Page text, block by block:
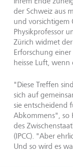
der Schweiz aus
und vorsichtigem
Physikprofessor
Zürich widmet
Erforschung
heisse Luft, wenn
"Diese Treffen
sich auf
sie entscheidend
Abkommens", so
des
(IPCC). "Aber
Und so wird es